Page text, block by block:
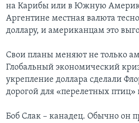
на Карибы или в Южную
Аргентине местная валюта
доллару, и американцам это
Свои планы меняют не только
Глобальный экономический
укрепление доллара сделали
дорогой для «перелетных птиц»
Боб Слак – канадец. Обычно он